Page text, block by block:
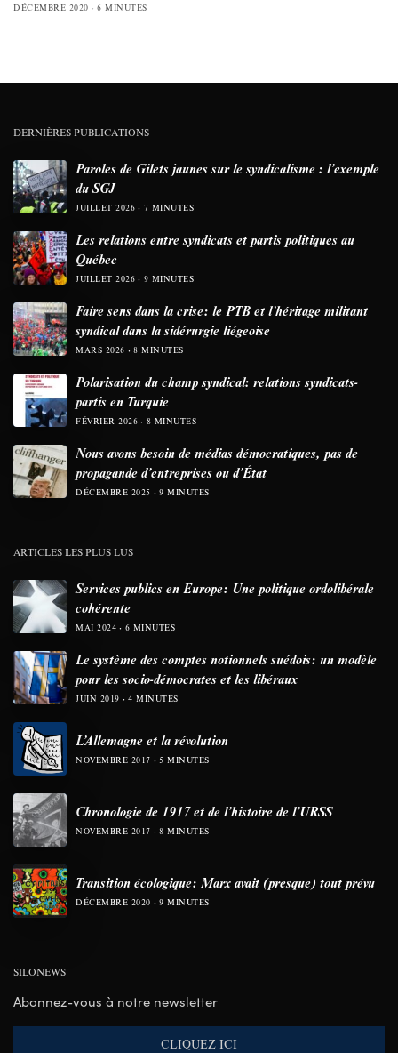
DÉCEMBRE 2020 6 MINUTES
DERNIÈRES PUBLICATIONS
Paroles de Gilets jaunes sur le syndicalisme : l’exemple
du SGJ
JUILLET 2026 7 MINUTES
Les relations entre syndicats et partis politiques au
Québec
JUILLET 2026 9 MINUTES
Faire sens dans la crise: le PTB et l’héritage militant
syndical dans la sidérurgie liégeoise
MARS 2026 8 MINUTES
Polarisation du champ syndical: relations syndicats-
partis en Turquie
FÉVRIER 2026 8 MINUTES
Nous avons besoin de médias démocratiques, pas de
propagande d’entreprises ou d’État
DÉCEMBRE 2025 9 MINUTES
ARTICLES LES PLUS LUS
Services publics en Europe: Une politique ordolibérale
cohérente
MAI 2024 6 MINUTES
Le système des comptes notionnels suédois: un modèle
pour les socio-démocrates et les libéraux
JUIN 2019 4 MINUTES
L’Allemagne et la révolution
NOVEMBRE 2017 5 MINUTES
Chronologie de 1917 et de l’histoire de l’URSS
NOVEMBRE 2017 8 MINUTES
Transition écologique: Marx avait (presque) tout prévu
DÉCEMBRE 2020 9 MINUTES
SILONEWS
Abonnez-vous à notre newsletter
CLIQUEZ ICI